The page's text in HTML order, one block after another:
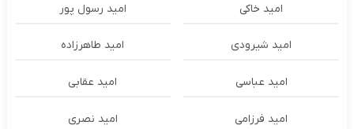
امید خاکی امید رسول پور
امید شیرودی امید طاهرزاده
امید عباسی امید عقابی
امید فرزامی امید نصری